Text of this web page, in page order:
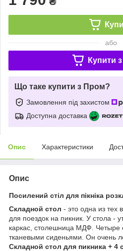
або
Купити з
Що таке купити з Пром?
Замовлення під захистом
Доступна доставка
Опис Характеристики
Опис
Посилений стіл для пікніка
Складной стол - это одна из тех
для поездок на пикник. У стола
каркас, столешница МДФ. Четыре
тканевыми сиденьями. Он очень
Складной стол для пикника + 4